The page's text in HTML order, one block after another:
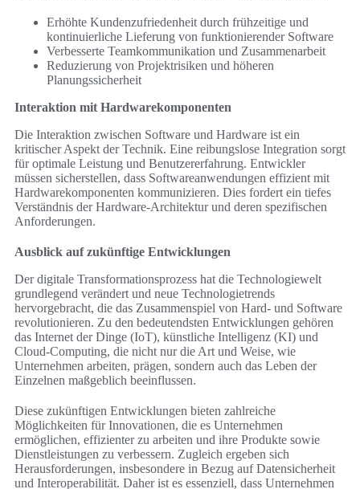
Erhöhte Kundenzufriedenheit durch frühzeitige und
kontinuierliche Lieferung von funktionierender Software
Verbesserte Teamkommunikation und Zusammenarbeit
Reduzierung von Projektrisiken und höheren
Planungssicherheit
Interaktion mit Hardwarekomponenten
Die Interaktion zwischen Software und Hardware ist ein
kritischer Aspekt der Technik. Eine reibungslose Integration sorgt
für optimale Leistung und Benutzererfahrung. Entwickler
müssen sicherstellen, dass Softwareanwendungen effizient mit
Hardwarekomponenten kommunizieren. Dies fordert ein tiefes
Verständnis der Hardware-Architektur und deren spezifischen
Anforderungen.
Ausblick auf zukünftige Entwicklungen
Der digitale Transformationsprozess hat die Technologiewelt
grundlegend verändert und neue Technologietrends
hervorgebracht, die das Zusammenspiel von Hard- und Software
revolutionieren. Zu den bedeutendsten Entwicklungen gehören
das Internet der Dinge (IoT), künstliche Intelligenz (KI) und
Cloud-Computing, die nicht nur die Art und Weise, wie
Unternehmen arbeiten, prägen, sondern auch das Leben der
Einzelnen maßgeblich beeinflussen.
Diese zukünftigen Entwicklungen bieten zahlreiche
Möglichkeiten für Innovationen, die es Unternehmen
ermöglichen, effizienter zu arbeiten und ihre Produkte sowie
Dienstleistungen zu verbessern. Zugleich ergeben sich
Herausforderungen, insbesondere in Bezug auf Datensicherheit
und Interoperabilität. Daher ist es essenziell, dass Unternehmen